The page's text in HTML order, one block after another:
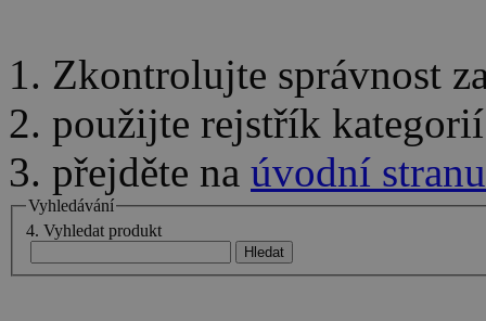
1. Zkontrolujte správnost
2. použijte rejstřík
3. přejděte na úvodní stranu
4. Vyhledat produkt
Vyhledávání